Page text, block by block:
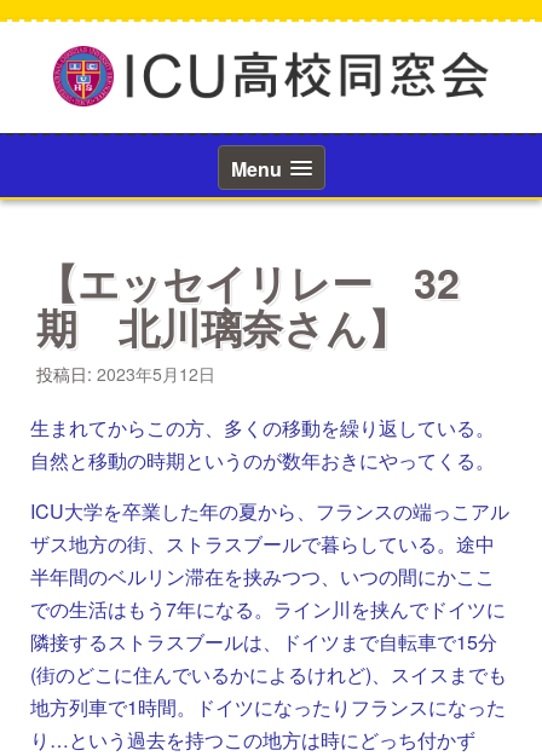
へ
ッ
Menu
【エッセイリレー 32
期 北川璃奈さん】
投稿日: 2023年5月12日
生まれてからこの方、多くの移動を繰り返している。
自然と移動の時期というのが数年おきにやってくる。
ICU大学を卒業した年の夏から、フランスの端っこアル
ザス地方の街、ストラスブールで暮らしている。途中
半年間のベルリン滞在を挟みつつ、いつの間にかここ
での生活はもう7年になる。ライン川を挟んでドイツに
隣接するストラスブールは、ドイツまで自転車で15分
(街のどこに住んでいるかによるけれど)、スイスまでも
地方列車で1時間。ドイツになったりフランスになった
り…という過去を持つこの地方は時にどっち付かず